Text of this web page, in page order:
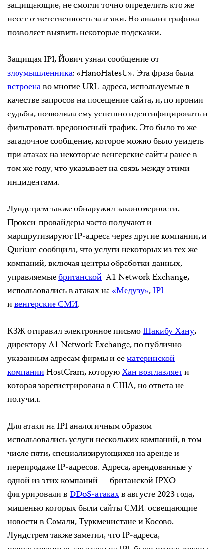
защищающие, не смогли точно определить кто же
несет ответственность за атаки. Но анализ трафика
позволяет выявить некоторые подсказки.
Защищая IPI, Йович узнал сообщение от
злоумышленника: «HanoHatesU». Эта фраза была
встроенаво многие URL-адреса, используемые в
качестве запросов на посещение сайта, и, по иронии
судьбы, позволила ему успешно идентифицировать и
фильтровать вредоносный трафик. Это было то же
загадочное сообщение, которое можно было увидеть
при атаках на некоторые венгерские сайты ранее в
том же году, что указывает на связь между этими
инцидентами.
Лундстрем также обнаружил закономерности.
Прокси-провайдеры часто получают и
маршрутизируют IP-адреса через другие компании, и
Qurium сообщила, что услуги некоторых из тех же
компаний, включая центры обработки данных,
управляемыебританской A1 Network Exchange,
использовались в атаках на«Медузу»,IPI
ивенгерские СМИ.
КЗЖ отправил электронное письмоШакибу Хану,
директору A1 Network Exchange, по публично
указанным адресам фирмы и еематеринской
компанииHostCram, которуюХан возглавляети
которая зарегистрирована в США, но ответа не
получил.
Для атаки на IPI аналогичным образом
использовались услуги нескольких компаний, в том
числе пяти, специализирующихся на аренде и
перепродаже IP-адресов. Адреса, арендованные у
одной из этих компаний — британской IPXO —
фигурировали вDDoS-атакахв августе 2023 года,
мишенью которых были сайты СМИ, освещающие
новости в Сомали, Туркменистане и Косово.
Лундстрем также заметил, что IP-адреса,